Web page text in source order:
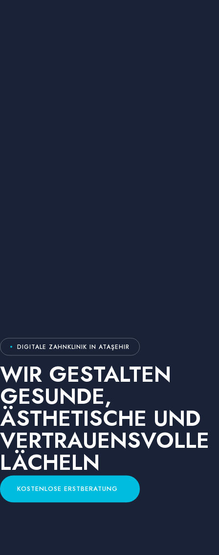
DIGITALE ZAHNKLINIK IN ATAŞEHIR
WIR GESTALTEN
GESUNDE,
ÄSTHETISCHE UND
VERTRAUENSVOLLE
LÄCHELN
KOSTENLOSE ERSTBERATUNG